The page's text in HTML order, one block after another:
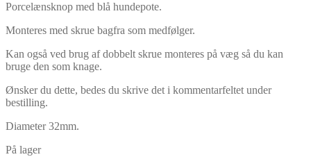
pris
var:
pris
er:
13,95 kr..
Porcelænsknop med blå hundepote.
Monteres med skrue bagfra som medfølger.
Kan også ved brug af dobbelt skrue monteres på væg så du kan
bruge den som knage.
Ønsker du dette, bedes du skrive det i kommentarfeltet under
bestilling.
Diameter 32mm.
På lager